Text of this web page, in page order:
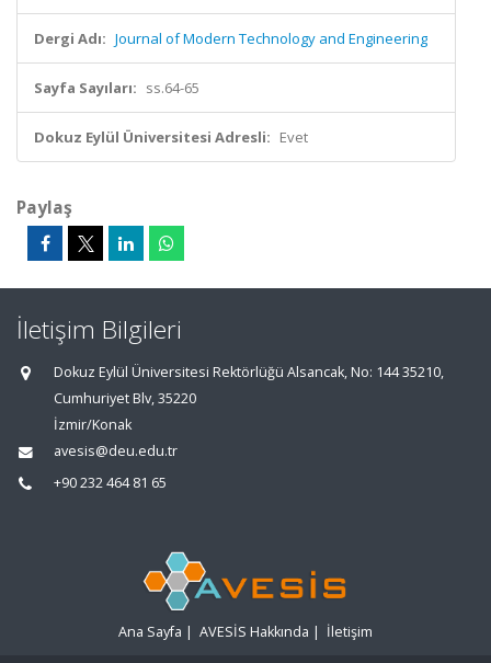
Dergi Adı: Journal of Modern Technology and Engineering
Sayfa Sayıları: ss.64-65
Dokuz Eylül Üniversitesi Adresli: Evet
Paylaş
İletişim Bilgileri
Dokuz Eylül Üniversitesi Rektörlüğü Alsancak, No: 144 35210,
Cumhuriyet Blv, 35220
İzmir/Konak
avesis@deu.edu.tr
+90 232 464 81 65
Ana Sayfa | AVESİS Hakkında | İletişim